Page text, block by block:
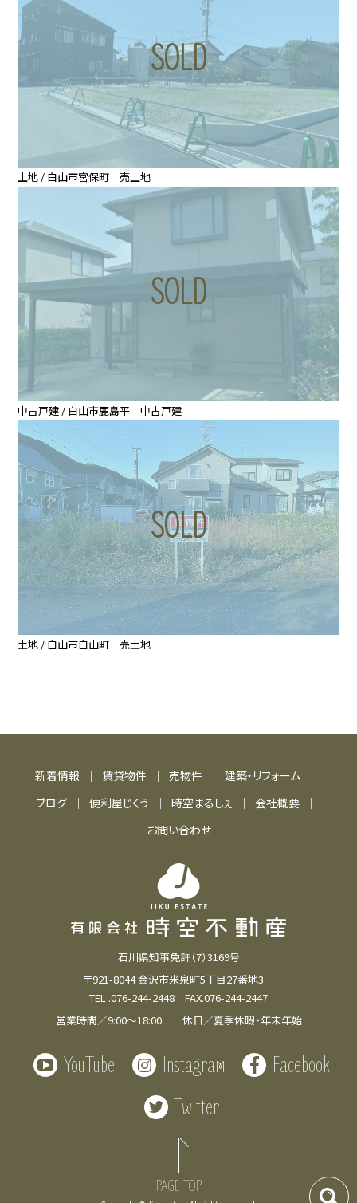
賃貸物件
売物件
建築・リフォーム
ブログ
便利屋じくう
時空まるしぇ
お問い合わせ
種類
～
検索
土地 / 白山市宮保町 売土地
中古戸建 / 白山市鹿島平 中古戸建
土地 / 白山市白山町 売土地
新着情報 賃貸物件 売物件
建築・リフォーム
ブログ
便利屋じくう 時空まるしぇ
会社概要
お問い合わせ
石川県知事免許（7）3169号
〒921-8044 金沢市米泉町5丁目27番地3
TEL .076-244-2448 FAX.076-244-2447
営業時間／9:00～18:00 休日／夏季休暇・年末年始
YouTube Instagram
Facebook
Twitter
PAGE TOP